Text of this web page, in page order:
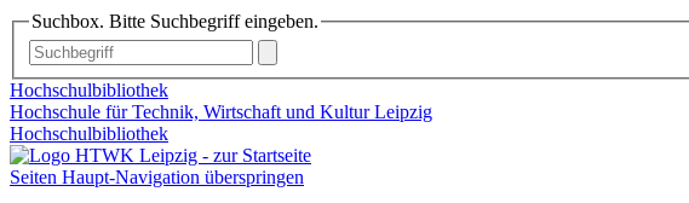
Suchbox. Bitte Suchbegriff eingeben.
Hochschulbibliothek
Hochschule für Technik, Wirtschaft und Kultur Leipzig
Hochschulbibliothek
Seiten Haupt-Navigation überspringen